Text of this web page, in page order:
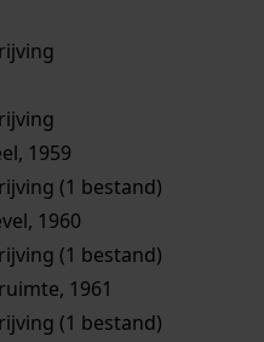
1959
(1 bestand)
1960
(1 bestand)
1961
(1 bestand)